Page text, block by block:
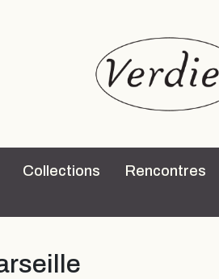
Collections Rencontres